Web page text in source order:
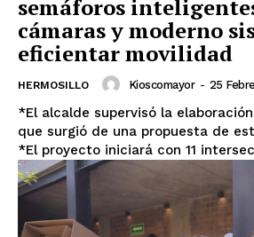
semáforos
cámaras y moderno
eficientar movilidad
HERMOSILLO Kioscomayor - 25
*El alcalde supervisó la
que surgió de una propuesta de
*El proyecto iniciará con 11